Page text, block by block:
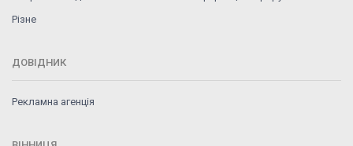
Різне
ДОВІДНИК
Рекламна агенція